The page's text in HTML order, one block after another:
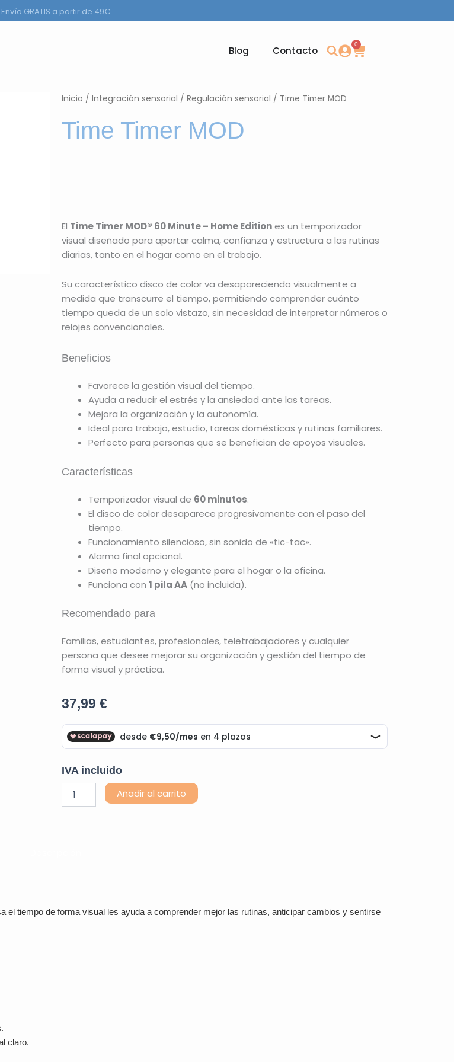
Envío GRATIS a partir de 49€
Blog Contacto
0
Carrito
Inicio / Integración sensorial / Regulación sensorial / Time Timer MOD
Time Timer MOD
El Time Timer MOD® 60 Minute – Home Editiones un temporizador
visual diseñado para aportar calma, confianza y estructura a las rutinas
diarias, tanto en el hogar como en el trabajo.
Su característico disco de color va desapareciendo visualmente a
medida que transcurre el tiempo, permitiendo comprender cuánto
tiempo queda de un solo vistazo, sin necesidad de interpretar números o
relojes convencionales.
Beneficios
Favorece la gestión visual del tiempo.
Ayuda a reducir el estrés y la ansiedad ante las tareas.
Mejora la organización y la autonomía.
Ideal para trabajo, estudio, tareas domésticas y rutinas familiares.
Perfecto para personas que se benefician de apoyos visuales.
Características
Temporizador visual de 60 minutos.
El disco de color desaparece progresivamente con el paso del
tiempo.
Funcionamiento silencioso, sin sonido de «tic-tac».
Alarma final opcional.
Diseño moderno y elegante para el hogar o la oficina.
Funciona con 1 pila AA (no incluida).
Recomendado para
Familias, estudiantes, profesionales, teletrabajadores y cualquier
persona que desee mejorar su organización y gestión del tiempo de
forma visual y práctica.
37,99 €
IVA incluido
Time
Timer
Añadir al carrito
el tiempo de forma visual les ayuda a comprender mejor las rutinas, anticipar cambios y sentirse
claro.